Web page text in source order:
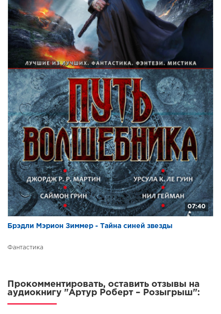
07:40
Брэдли Мэрион Зиммер - Тайна синей звезды
Фантастика
Прокомментировать, оставить отзывы на
аудиокнигу "Артур Роберт – Розыгрыш":